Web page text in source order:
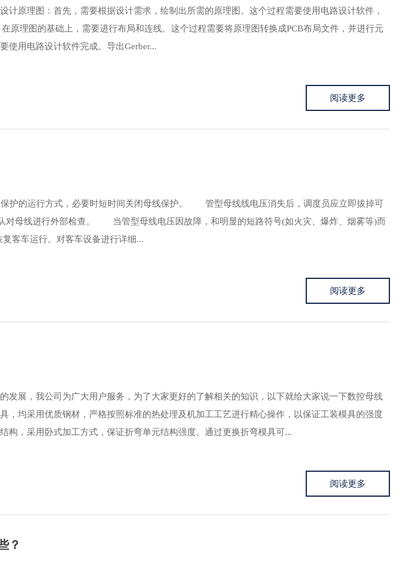
计原理图：首先，需要根据设计需求，绘制出所需的原理图。这个过程需要使用电路设计软件，
原理图的基础上，需要进行布局和连线。这个过程需要将原理图转换成PCB布局文件，并进行元
使用电路设计软件完成。导出Gerber...
阅读更多
的运行方式，必要时短时间关闭母线保护。 管型母线线电压消失后，调度员应立即拔掉可
对母线进行外部检查。 当管型母线电压因故障，和明显的短路符号(如火灾、爆炸、烟雾等)而
客车运行。对客车设备进行详细...
阅读更多
发展，我公司为广大用户服务，为了大家更好的了解相关的知识，以下就给大家说一下数控母线
，均采用优质钢材，严格按照标准的热处理及机加工工艺进行精心操作，以保证工装模具的强度
构，采用卧式加工方式，保证折弯单元结构强度。通过更换折弯模具可...
阅读更多
？